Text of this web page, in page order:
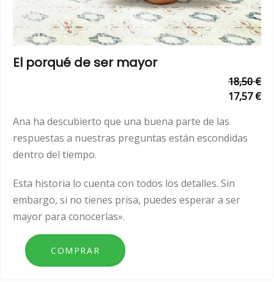
El porqué de ser mayor
18,50 €
17,57 €
Ana ha descubierto que una buena parte de las
respuestas a nuestras preguntas están escondidas
dentro del tiempo.
Esta historia lo cuenta con todos los detalles. Sin
embargo, si no tienes prisa, puedes esperar a ser
mayor para conocerlas».